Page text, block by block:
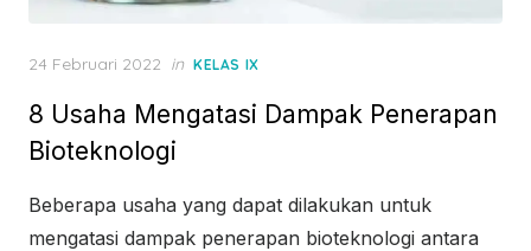
Posted
24 Februari 2022 in KELAS IX
8 Usaha Mengatasi Dampak Penerapan
Bioteknologi
Beberapa usaha yang dapat dilakukan untuk
mengatasi dampak penerapan bioteknologi antara